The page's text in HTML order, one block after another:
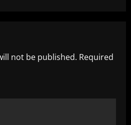
not be published. Required